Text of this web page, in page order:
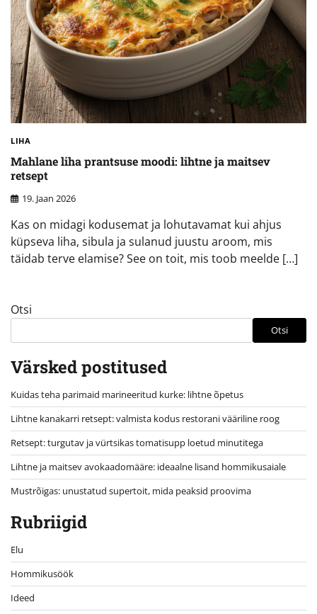
LIHA
Mahlane liha prantsuse moodi: lihtne ja maitsev
retsept
19. Jaan 2026
Kas on midagi kodusemat ja lohutavamat kui ahjus
küpseva liha, sibula ja sulanud juustu aroom, mis
täidab terve elamise? See on toit, mis toob meelde […]
Otsi
Otsi
Värsked postitused
Kuidas teha parimaid marineeritud kurke: lihtne õpetus
Lihtne kanakarri retsept: valmista kodus restorani vääriline roog
Retsept: turgutav ja vürtsikas tomatisupp loetud minutitega
Lihtne ja maitsev avokaadomääre: ideaalne lisand hommikusaiale
Mustrõigas: unustatud supertoit, mida peaksid proovima
Rubriigid
Elu
Hommikusöök
Ideed